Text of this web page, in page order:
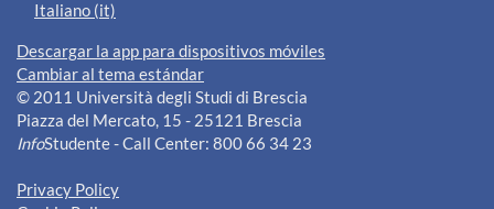
Italiano ‎(it)‎
Descargar la app para dispositivos móviles
Cambiar al tema estándar
© 2011 Università degli Studi di Brescia
Piazza del Mercato, 15 - 25121 Brescia
InfoStudente - Call Center: 800 66 34 23
Privacy Policy